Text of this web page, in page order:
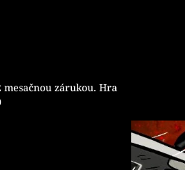
zárukou. Hra